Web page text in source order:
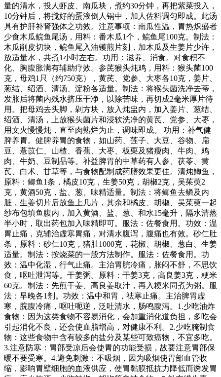
量的清水，投人虾皮、南瓜块，煮约30分钟，再把紫菜投入，
10分钟后，将搅好的蛋液倒人锅中，加人佐料调匀即成。此汤
具有护肝补肾强体之功效。注意事项：南瓜性温，胃热炽盛者
少食木瓜鲩鱼尾汤，用料：番木瓜1个，鲩鱼尾100克。制法：
木瓜削皮切块，鲩鱼尾入油镬煎片刻，加木瓜及生姜片少许，
放适量水，共煮1小时左右。功用：滋养、消食。对食积不
化、胸腹胀满有辅助疗效。参芪猴头炖鸡，用料：猴头菌100
克，母鸡1只（约750克），黄芪、党参、大枣各10克，姜片、
葱结、绍酒、清汤、淀粉各适量。制法：将猴头菌洗净去蒂，
发胀后将菌内残水挤压干净，以除苦味，再切成2毫米厚片待
用。把母鸡去头脚，剁方块，放入炖盅内，加入姜片、葱结、
绍酒、清汤，上放猴头菌片和浸软洗净的黄芪、党参、大枣，
用文火慢慢炖，直至肉熟烂为止，调味即成。 功用：补气健
脾养胃。健脾养胃的食物，如山药、莲子、大豆、谷物、扁
豆、薏苡仁、山楂、香蕉、大枣、板栗及猪瘦肉、牛肉、鸡
肉、牛奶、豆制品等。补益脾胃的中草药有人参、茯苓、黄
芪、白术、甘草等，与食物配制成药膳效果更佳。清炖鲫鱼，
原料：鲫鱼1条，橘皮10克，生姜50克，胡椒2克，吴茱萸2
克，黄酒50克，盐、葱、味精适量。制法：将鲫鱼去鳞及内
脏，生姜切片后放鱼上几片，其余和橘皮、胡椒、吴茱萸一起
纱布包填鱼腹内，加入黄酒、盐、葱、和水15毫升，隔水清蒸
半小时，取出药包加入味精即可。服法：佐餐食用。功效：温
胃止痛，克辅治虚寒胃痛，对清水腹泻，腹痛也有效。砂仁肚
条，原料：砂仁10克，猪肚1000克，花椒、胡椒、葱白、生姜
适量。制法：按烧菜的一般方法制作。服法：佐餐食用。功
效：温中化湿，行气止痛。主治胃脘冷痛，胀闷不舒，不思饮
食，呕吐泄泻等。干姜粥。原料：干姜3克，高良姜3克，粳米
60克。制法：先煎干姜、高良姜取汁，再入粳米同煮为粥。服
法：早晚各1剂。功效：温中和胃，祛寒止痛。主治脾胃虚
寒，脘腹冷痛，呕吐呃逆，泛吐清水，肠鸣腹泻。1.少吃油炸
食物：因为这类食物不容易消化，会加重消化道负担，多吃会
引起消化不良，还会使血脂增高，对健康不利。2.少吃腌制食
物：这些食物中含有较多的盐分及某些可致癌物，不宜多吃。
3.注意防寒：胃部受凉后会使胃的功能受损，故要注意胃部保
暖不要受寒。4.避免刺激：不吸烟，因为吸烟使胃部血管收
缩，影响胃壁细胞的血液供应，使胃黏膜抵抗力降低而诱发胃